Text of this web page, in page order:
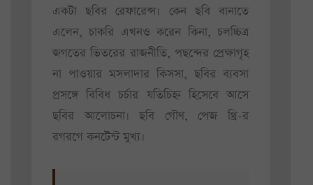
একটা ছবির রেফারেন্স। কেন ছবি বানাতে
এলেন, চাকরি এখনও করেন কিনা, চলচ্চিত্র
জগতের ভিতরের রাজনীতি, পছন্দের প্রেক্ষাগৃহ
না পাওয়ার মসলাদার কিসসা, ছবির ব্যবসা
প্রসঙ্গে বিবিধ চর্চার যতিচিহ্ন হিসেবে আসে
ছবির আলোচনা। ছবি গৌণ, পেজ থ্রি-র
রগরগে কনটেন্ট মুখ্য।